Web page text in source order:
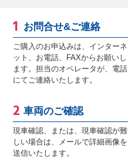
お問合せ&ご連絡
ご購入のお申込みは、インターネ
ット、お電話、FAXからお願いし
ます。担当のオペレータが、電話
にてご連絡いたします。
車両のご確認
現車確認、または、現車確認が難
しい場合は、メールで詳細画像を
送信いたします。